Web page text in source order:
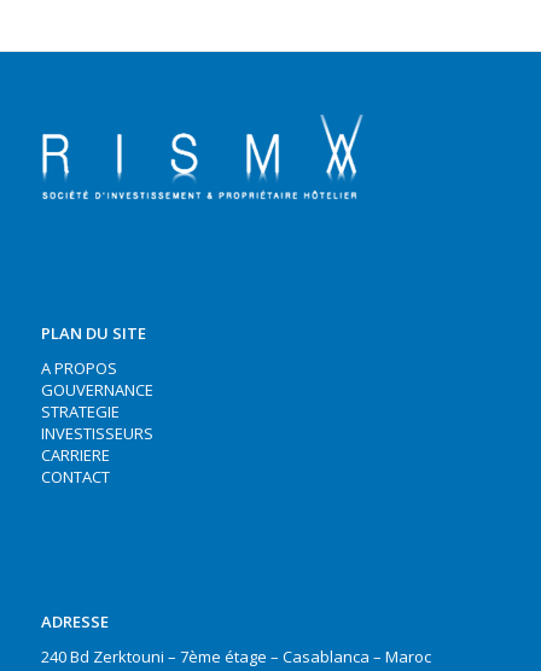
PLAN DU SITE
A PROPOS
GOUVERNANCE
STRATEGIE
INVESTISSEURS
CARRIERE
CONTACT
ADRESSE
240 Bd Zerktouni – 7ème étage – Casablanca – Maroc